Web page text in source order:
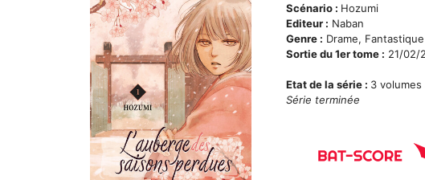
Scénario : Hozumi
Editeur : Naban
Genre : Drame, Fantastique
Sortie du 1er tome : 21/02/
Etat de la série : 3 volumes
Série terminée